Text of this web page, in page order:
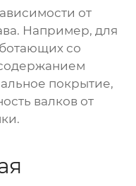
от
Например, для
со
покрытие,
валков от